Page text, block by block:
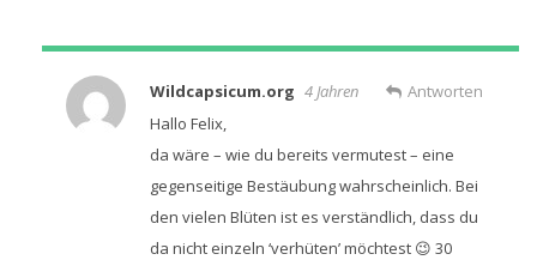
Wildcapsicum.org 4 Jahren
Antworten
Hallo Felix,
da wäre – wie du bereits vermutest – eine
gegenseitige Bestäubung wahrscheinlich. Bei
den vielen Blüten ist es verständlich, dass du
da nicht einzeln ‘verhüten’ möchtest 😉 30